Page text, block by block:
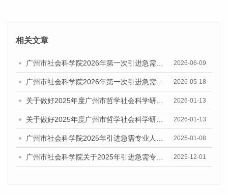
相关文章
2026-06-09
2026-05-18
2026-01-13
2026-01-13
2026-01-08
2025-12-01